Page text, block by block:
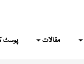
مقالات پوسٹ